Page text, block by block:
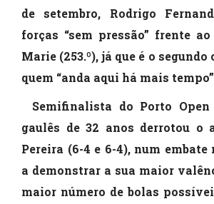
de setembro, Rodrigo
forças “sem pressão” frente
Marie (253.º), já que é o segundo
quem “anda aqui há mais
Semifinalista do Porto
gaulês de 32 anos derrotou o
Pereira (6-4 e 6-4), num
a demonstrar a sua maior
maior número de bolas